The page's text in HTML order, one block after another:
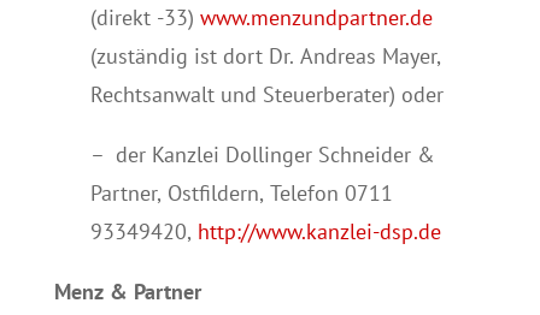
(direkt -33) www.menzundpartner.de
(zuständig ist dort Dr. Andreas Mayer,
Rechtsanwalt und Steuerberater) oder
– der Kanzlei Dollinger Schneider &
Partner, Ostfildern, Telefon 0711
93349420, http://www.kanzlei-dsp.de
Menz & Partner